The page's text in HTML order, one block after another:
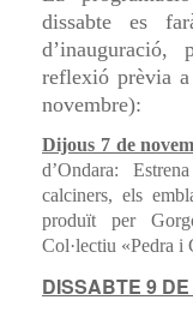
dissabte es
reflexió prèvia
novembre):
Dijous 7 de
d’Ondara:
calciners, els
produït per
Col·lectiu «Pedra i
DISSABTE 9